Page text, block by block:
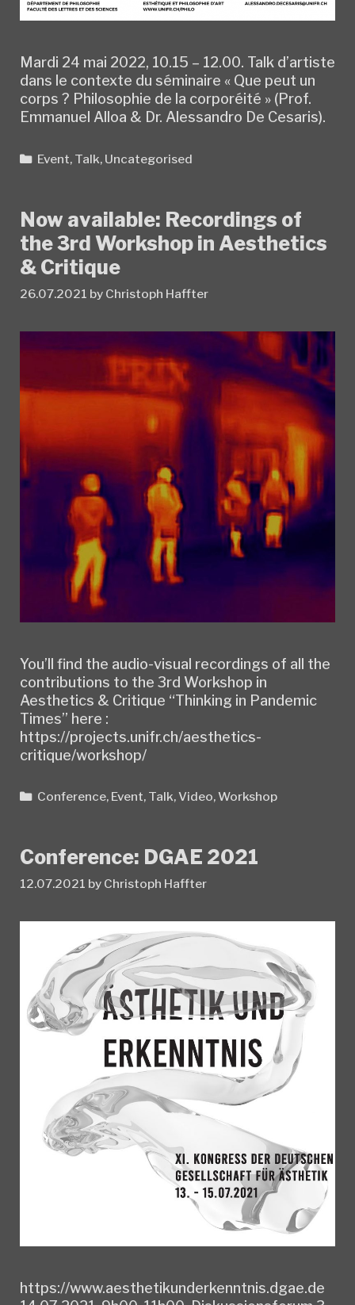
Mardi 24 mai 2022, 10.15 – 12.00. Talk d’artiste
dans le contexte du séminaire « Que peut un
corps ? Philosophie de la corporéité » (Prof.
Emmanuel Alloa & Dr. Alessandro De Cesaris).
Categories
Event, Talk, Uncategorised
Now available: Recordings of
the 3rd Workshop in Aesthetics
& Critique
26.07.2021 by Christoph Haffter
You’ll find the audio-visual recordings of all the
contributions to the 3rd Workshop in
Aesthetics & Critique “Thinking in Pandemic
Times” here :
https://projects.unifr.ch/aesthetics-
critique/workshop/
Categories
Conference, Event, Talk,Video,Workshop
Conference: DGAE 2021
12.07.2021 by Christoph Haffter
https://www.aesthetikunderkenntnis.dgae.de